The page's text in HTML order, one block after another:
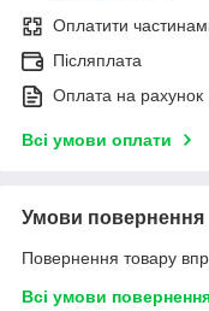
Оплатити
Післяплата
Оплата на рахунок
Всі умови оплати
Умови повернення
Повернення товару
Всі умови